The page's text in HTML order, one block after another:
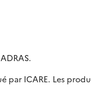
par ICARE. Les